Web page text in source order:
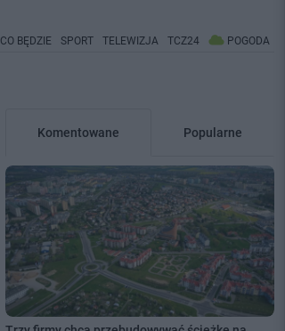
CO BĘDZIE SPORT TELEWIZJA TCZ24 POGODA
Komentowane Popularne